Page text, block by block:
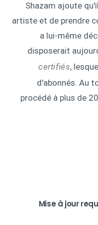
Shazam ajoute
artiste et de prendre
a lui-même
disposerait
certifiés,
d'abonnés. Au
procédé à plus de
Mise à jour